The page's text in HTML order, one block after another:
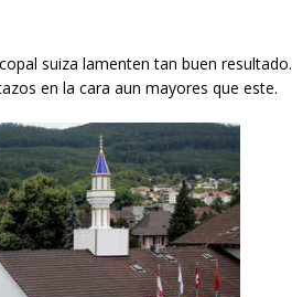
suiza lamenten tan buen resultado.
en la cara aun mayores que este.